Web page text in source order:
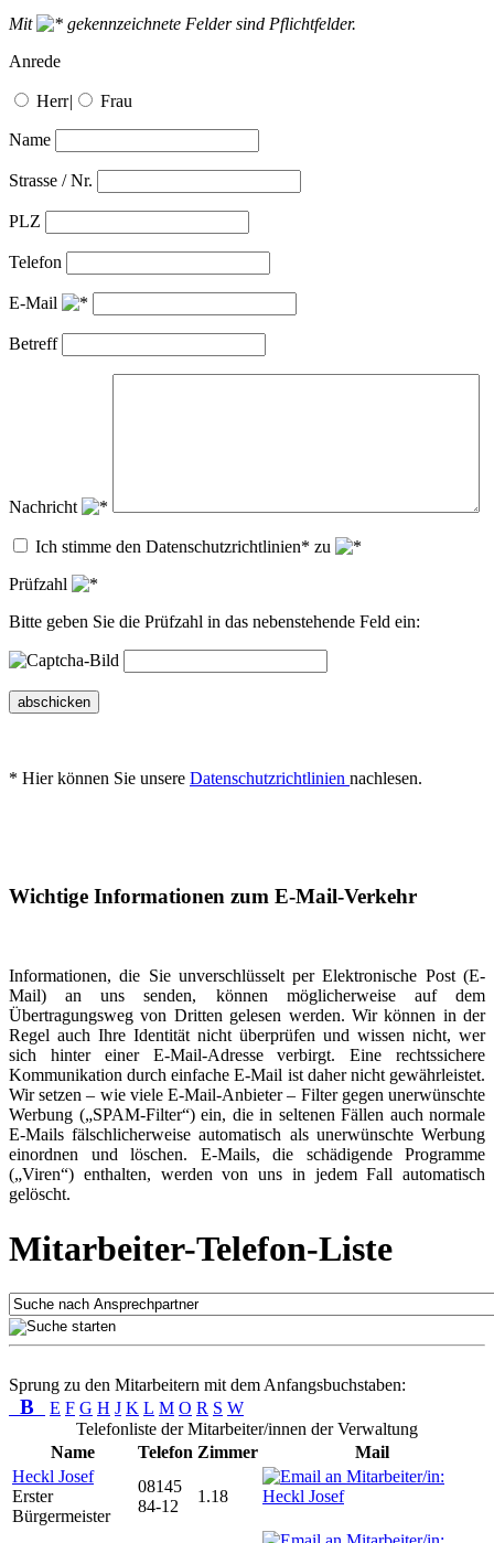
Mit
gekennzeichnete Felder sind Pflichtfelder.
Anrede
Herr| Frau
Name
Strasse / Nr.
PLZ
Telefon
E-Mail
Betreff
Nachricht
Ich stimme den Datenschutzrichtlinien* zu
Prüfzahl
Bitte geben Sie die Prüfzahl in das nebenstehende Feld ein:
abschicken
* Hier können Sie unsere Datenschutzrichtlinien nachlesen.
Wichtige Informationen zum E-Mail-Verkehr
Informationen, die Sie unverschlüsselt per Elektronische Post (E-
Mail) an uns senden, können möglicherweise auf dem
Übertragungsweg von Dritten gelesen werden. Wir können in der
Regel auch Ihre Identität nicht überprüfen und wissen nicht, wer
sich hinter einer E-Mail-Adresse verbirgt. Eine rechtssichere
Kommunikation durch einfache E-Mail ist daher nicht gewährleistet.
Wir setzen – wie viele E-Mail-Anbieter – Filter gegen unerwünschte
Werbung („SPAM-Filter“) ein, die in seltenen Fällen auch normale
E-Mails fälschlicherweise automatisch als unerwünschte Werbung
einordnen und löschen. E-Mails, die schädigende Programme
(„Viren“) enthalten, werden von uns in jedem Fall automatisch
gelöscht.
Mitarbeiter-Telefon-Liste
Sprung zu den Mitarbeitern mit dem Anfangsbuchstaben:
B E F G H J K L M O R S W
Telefonliste der Mitarbeiter/innen der Verwaltung
Name
Telefon Zimmer
Mail
Heckl Josef
Erster
Bürgermeister
08145
84-12
1.18